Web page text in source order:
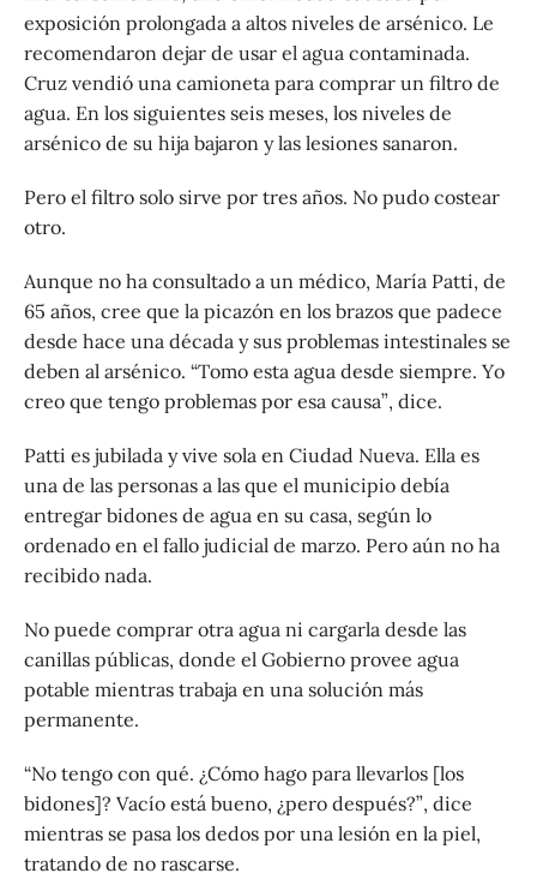
exposición prolongada a altos niveles de arsénico. Le
recomendaron dejar de usar el agua contaminada.
Cruz vendió una camioneta para comprar un filtro de
agua. En los siguientes seis meses, los niveles de
arsénico de su hija bajaron y las lesiones sanaron.
Pero el filtro solo sirve por tres años. No pudo costear
otro.
Aunque no ha consultado a un médico, María Patti, de
65 años, cree que la picazón en los brazos que padece
desde hace una década y sus problemas intestinales se
deben al arsénico. “Tomo esta agua desde siempre. Yo
creo que tengo problemas por esa causa”, dice.
Patti es jubilada y vive sola en Ciudad Nueva. Ella es
una de las personas a las que el municipio debía
entregar bidones de agua en su casa, según lo
ordenado en el fallo judicial de marzo. Pero aún no ha
recibido nada.
No puede comprar otra agua ni cargarla desde las
canillas públicas, donde el Gobierno provee agua
potable mientras trabaja en una solución más
permanente.
“No tengo con qué. ¿Cómo hago para llevarlos [los
bidones]? Vacío está bueno, ¿pero después?”, dice
mientras se pasa los dedos por una lesión en la piel,
tratando de no rascarse.